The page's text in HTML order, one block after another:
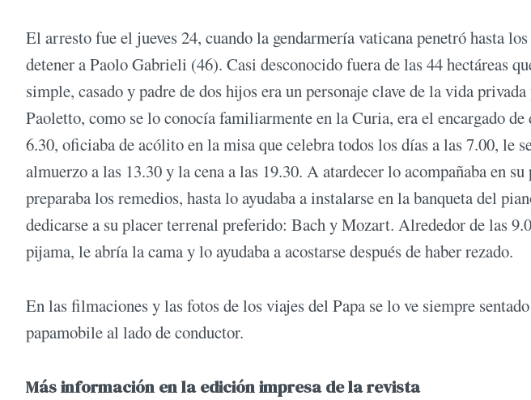
El arresto fue el jueves 24, cuando la gendarmería vaticana penetró hasta
detener a Paolo Gabrieli (46). Casi desconocido fuera de las 44 hectáreas
simple, casado y padre de dos hijos era un personaje clave de la vida
Paoletto, como se lo conocía familiarmente en la Curia, era el encargado
6.30, oficiaba de acólito en la misa que celebra todos los días a las 7.00, le
almuerzo a las 13.30 y la cena a las 19.30. A atardecer lo acompañaba en
preparaba los remedios, hasta lo ayudaba a instalarse en la banqueta del
dedicarse a su placer terrenal preferido: Bach y Mozart. Alrededor de las
pijama, le abría la cama y lo ayudaba a acostarse después de haber rezado.
En las filmaciones y las fotos de los viajes del Papa se lo ve siempre
papamobile al lado de conductor.
Más información en la edición impresa de la revista